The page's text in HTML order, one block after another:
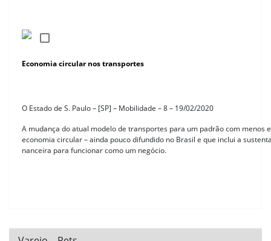
Economia circular nos transportes
O Estado de S. Paulo – [SP] – Mobilidade – 8 – 19/02/2020
A mudança do atual modelo de transportes para um padrão com menos
economia circular – ainda pouco difundido no Brasil e que inclui a
nanceira para funcionar como um negócio.